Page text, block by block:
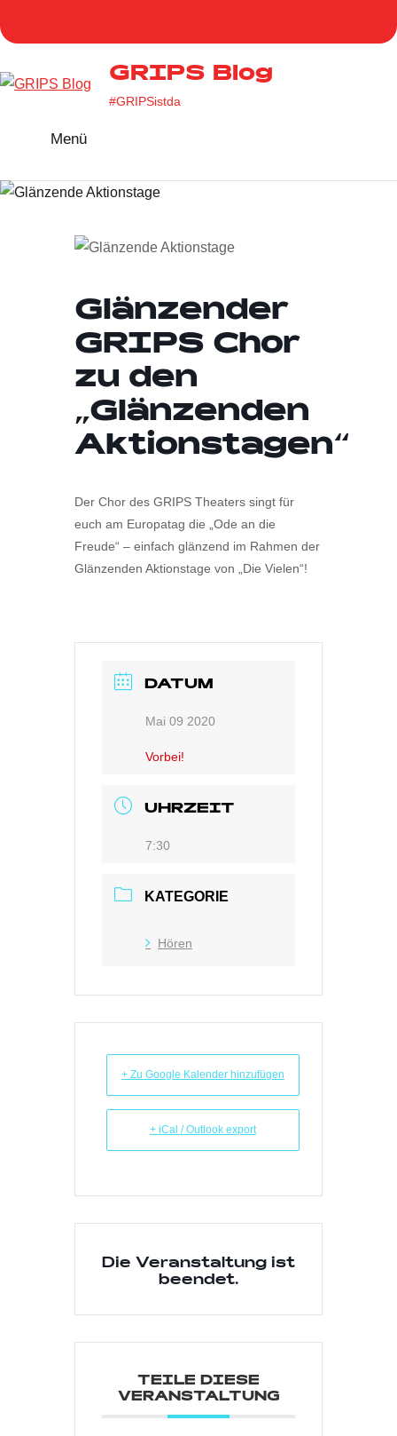
Inhalt
GRIPS
GRIPS Blog
#GRIPSistda
Menü
Glänzender
GRIPS Chor
zu den
„Glänzenden
Aktionstagen“
Der Chor des GRIPS Theaters singt für
euch am Europatag die „Ode an die
Freude“ – einfach glänzend im Rahmen der
Glänzenden Aktionstage von „Die Vielen“!
DATUM
Mai 09 2020
Vorbei!
UHRZEIT
7:30
KATEGORIE
Hören
+ Zu Google Kalender hinzufügen
+ iCal / Outlook export
Die Veranstaltung ist
beendet.
TEILE DIESE
VERANSTALTUNG